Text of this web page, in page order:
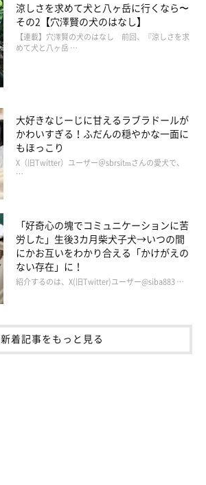
涼しさを求めて犬と八ヶ岳に行くなら〜
その2【穴澤賢の犬のはなし】
【連載】穴澤賢の犬のはなし 前回、『涼しさを求
めて犬と八ヶ岳 …
大好きなじーじに甘えるラブラドールが
かわいすぎる！ふだんの穏やかな一面に
もほっこり
X（旧Twitter）ユーザー＠sbrsitmさんの愛犬で、
…
「好奇心の塊でコミュニケーションに苦
労した」生後3カ月柴犬子犬→いつの間
にかお互いをわかり合える「かけがえの
ない存在」に！
紹介するのは、X(旧Twitter)ユーザー@siba883 …
新着記事をもっと見る